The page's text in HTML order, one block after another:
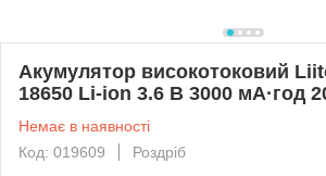
Акумулятор високотоковий
18650 Li-ion 3.6 В 3000 мА·год
Немає в наявності
Код: 019609
Роздріб